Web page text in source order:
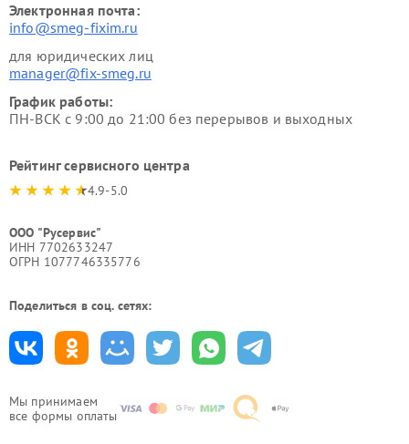
Мы принимаем
все формы оплаты
Электронная почта:
info@smeg-fixim.ru
для юридических лиц
manager@fix-smeg.ru
График работы:
ПН-ВСК с 9:00 до 21:00 без перерывов и выходных
Рейтинг сервисного центра
4.9-5.0
ООО "Русервис"
ИНН 7702633247
ОГРН 1077746335776
Поделиться в соц. сетях: